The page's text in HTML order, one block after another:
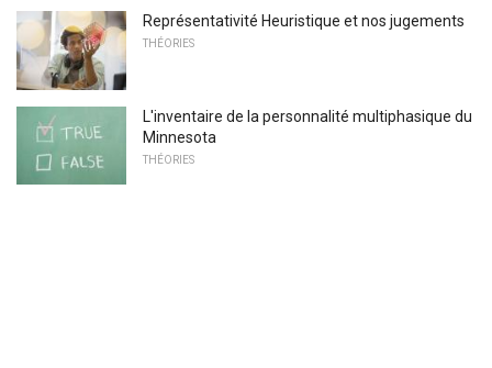
Représentativité Heuristique et nos jugements
THÉORIES
L'inventaire de la personnalité multiphasique du
Minnesota
THÉORIES